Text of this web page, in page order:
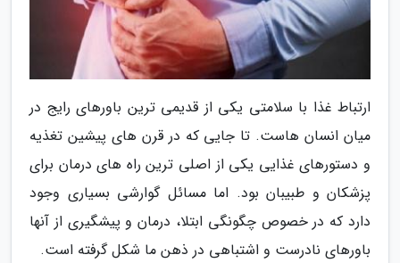
ارتباط غذا با سلامتی یکی از قدیمی ترین باورهای رایج در
میان انسان هاست. تا جایی که در قرن های پیشین تغذیه
و دستورهای غذایی یکی از اصلی ترین راه های درمان برای
پزشکان و طبیبان بود. اما مسائل گوارشی بسیاری وجود
دارد که در خصوص چگونگی ابتلا، درمان و پیشگیری از آنها
باورهای نادرست و اشتباهی در ذهن ما شکل گرفته است.